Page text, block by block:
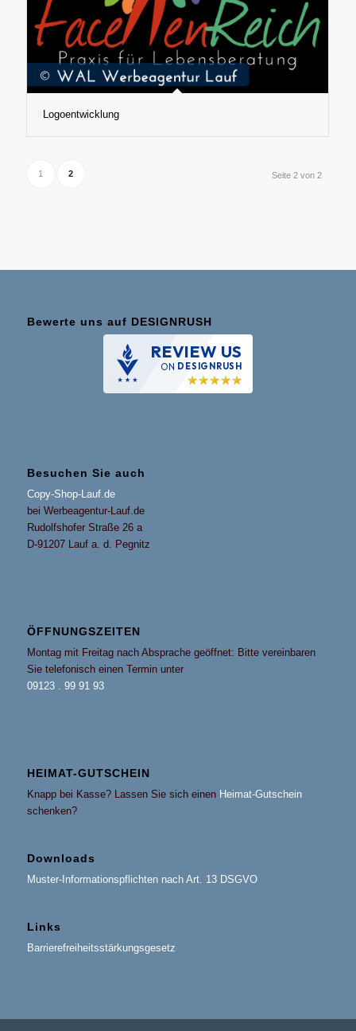
Logoentwicklung
Seite 2 von 2
1 2
Bewerte uns auf DESIGNRUSH
REVIEW US
ON DESIGNRUSH
Besuchen Sie auch
Copy-Shop-Lauf.de
bei Werbeagentur-Lauf.de
Rudolfshofer Straße 26 a
D-91207 Lauf a. d. Pegnitz
ÖFFNUNGSZEITEN
Montag mit Freitag nach Absprache geöffnet: Bitte vereinbaren
Sie telefonisch einen Termin unter
09123 . 99 91 93
HEIMAT-GUTSCHEIN
Knapp bei Kasse? Lassen Sie sich einen Heimat-Gutschein
schenken?
Downloads
Muster-Informationspflichten nach Art. 13 DSGVO
Links
Barrierefreiheitsstärkungsgesetz